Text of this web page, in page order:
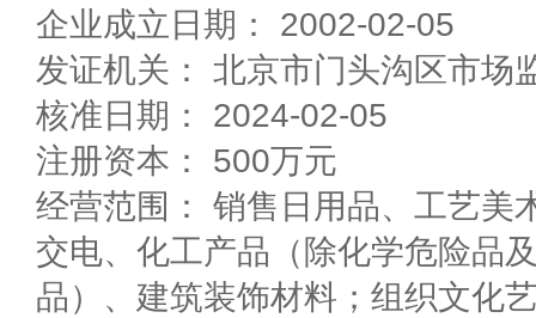
企业成立日期： 2002-02-05
发证机关： 北京市门头沟区市场
核准日期： 2024-02-05
注册资本： 500万元
经营范围： 销售日用品、工艺美
交电、化工产品（除化学危险品
品）、建筑装饰材料；组织文化